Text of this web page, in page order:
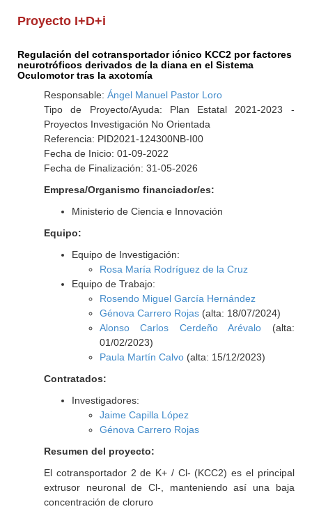
Proyecto I+D+i
Regulación del cotransportador iónico KCC2 por factores
neurotróficos derivados de la diana en el Sistema
Oculomotor tras la axotomía
Responsable: Ángel Manuel Pastor Loro
Tipo de Proyecto/Ayuda: Plan Estatal 2021-2023 -
Proyectos Investigación No Orientada
Referencia: PID2021-124300NB-I00
Fecha de Inicio: 01-09-2022
Fecha de Finalización: 31-05-2026
Empresa/Organismo financiador/es:
Ministerio de Ciencia e Innovación
Equipo:
Equipo de Investigación:
Rosa María Rodríguez de la Cruz
Equipo de Trabajo:
Rosendo Miguel García Hernández
Génova Carrero Rojas(alta: 18/07/2024)
Alonso Carlos Cerdeño Arévalo (alta:
01/02/2023)
Paula Martín Calvo(alta: 15/12/2023)
Contratados:
Investigadores:
Jaime Capilla López
Génova Carrero Rojas
Resumen del proyecto:
El cotransportador 2 de K+ / Cl- (KCC2) es el principal
extrusor neuronal de Cl-, manteniendo así una baja
concentración de cloruro